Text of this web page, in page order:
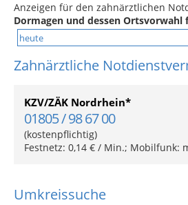
Anzeigen für den zahnärztlichen
Dormagen und dessen Ortsvorwahl
Zahnärztliche
KZV/ZÄK Nordrhein*
01805 / 98 67 00
(kostenpflichtig)
Festnetz: 0,14 € / Min.; Mobilfunk:
Umkreissuche